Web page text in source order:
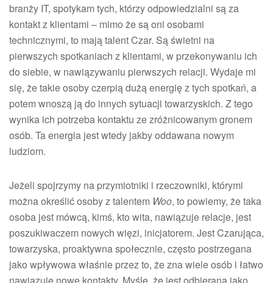
branży IT, spotykam tych, którzy odpowiedzialni są za
kontakt z klientami – mimo że są oni osobami
technicznymi, to mają talent Czar. Są świetni na
pierwszych spotkaniach z klientami, w przekonywaniu ich
do siebie, w nawiązywaniu pierwszych relacji. Wydaje mi
się, że takie osoby czerpią dużą energię z tych spotkań, a
potem wnoszą ją do innych sytuacji towarzyskich. Z tego
wynika ich potrzeba kontaktu ze zróżnicowanym gronem
osób. Ta energia jest wtedy jakby oddawana nowym
ludziom.
Jeżeli spojrzymy na przymiotniki i rzeczowniki, którymi
można określić osoby z talentem Woo, to powiemy, że taka
osoba jest mówcą, kimś, kto wita, nawiązuje relacje, jest
poszukiwaczem nowych więzi, inicjatorem. Jest Czarująca,
towarzyska, proaktywna społecznie, często postrzegana
jako wpływowa właśnie przez to, że zna wiele osób i łatwo
nawiązuje nowe kontakty. Myślę, że jest odbierana jako